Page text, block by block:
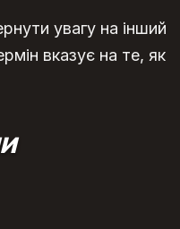
увагу на інший
вказує на те, як